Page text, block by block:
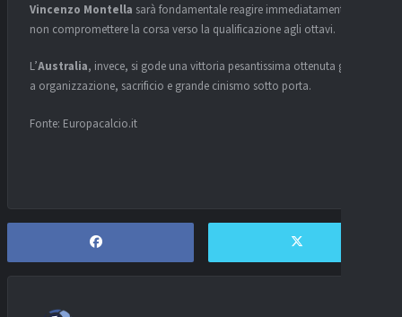
Vincenzo Montella sarà fondamentale reagire immediatamente per
non compromettere la corsa verso la qualificazione agli ottavi.
L’Australia, invece, si gode una vittoria pesantissima ottenuta grazie
a organizzazione, sacrificio e grande cinismo sotto porta.
Fonte: Europacalcio.it